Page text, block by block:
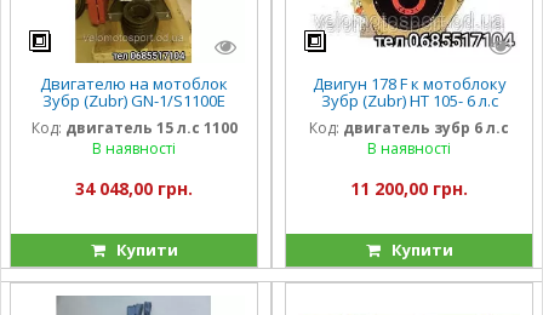
Двигателю на мотоблок
Зубр (Zubr) GN-1/S1100E
Код: двигатель 15 л.с 1100
В наявності
34 048,00 грн.
Купити
Двигун 178 F к мотоблоку
Зубр (Zubr) НТ 105- 6 л.с
ручной стартер.
Код: двигатель зубр 6 л.с
В наявності
11 200,00 грн.
Купити